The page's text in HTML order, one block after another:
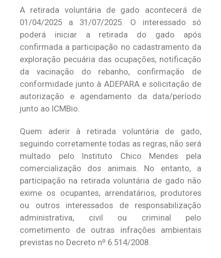
A retirada voluntária de gado acontecerá de
01/04/2025 a 31/07/2025. O interessado só
poderá iniciar a retirada do gado após
confirmada a participação no cadastramento da
exploração pecuária das ocupações, notificação
da vacinação do rebanho, confirmação de
conformidade junto à ADEPARA e solicitação de
autorização e agendamento da data/período
junto ao ICMBio.
Quem aderir à retirada voluntária de gado,
seguindo corretamente todas as regras, não será
multado pelo Instituto Chico Mendes pela
comercialização dos animais. No entanto, a
participação na retirada voluntária de gado não
exime os ocupantes, arrendatários, produtores
ou outros interessados de responsabilização
administrativa, civil ou criminal pelo
cometimento de outras infrações ambientais
previstas no Decreto nº 6.514/2008.